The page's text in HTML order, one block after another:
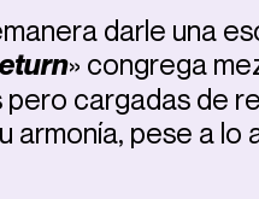
darle una
» congrega
cargadas de
pese a lo